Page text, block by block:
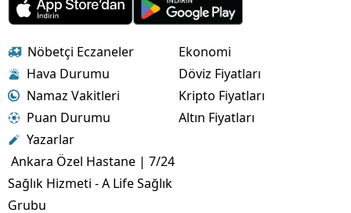
Nöbetçi Eczaneler
Hava Durumu
Namaz Vakitleri
Puan Durumu
Yazarlar
Ankara Özel Hastane | 7/24
Sağlık Hizmeti - A Life Sağlık
Grubu
Ekonomi
Döviz Fiyatları
Kripto Fiyatları
Altın Fiyatları